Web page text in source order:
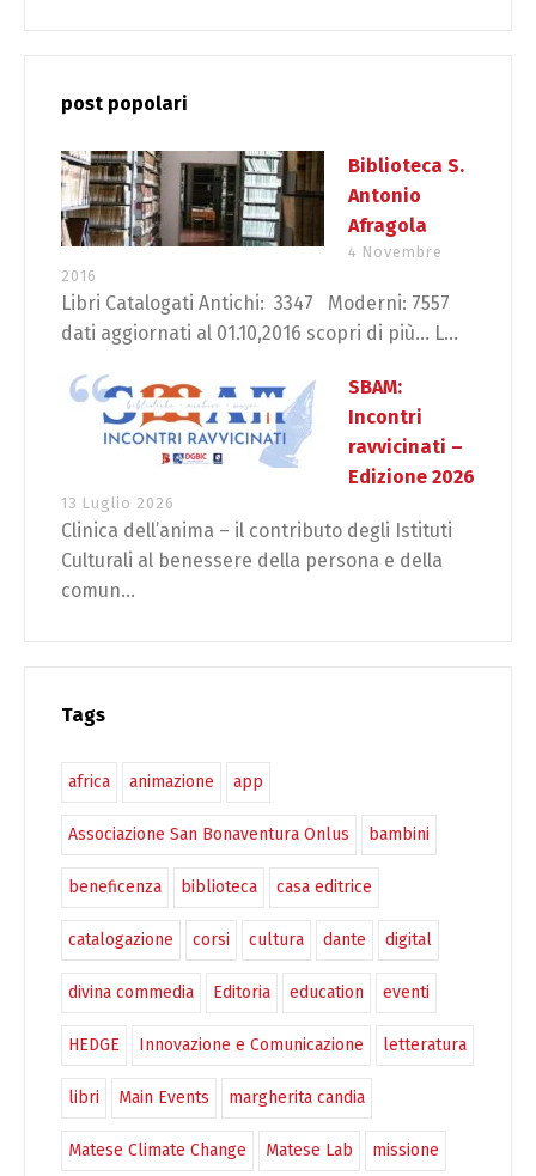
post popolari
Biblioteca S.
Antonio
Afragola
4 Novembre
2016
Libri Catalogati Antichi: 3347 Moderni: 7557
dati aggiornati al 01.10,2016 scopri di più… L...
SBAM:
Incontri
ravvicinati –
Edizione 2026
13 Luglio 2026
Clinica dell’anima – il contributo degli Istituti
Culturali al benessere della persona e della
comun...
Tags
africa animazione app
Associazione San Bonaventura Onlus bambini
beneficenza biblioteca casa editrice
catalogazione corsi cultura dante digital
divina commedia Editoria education eventi
HEDGE Innovazione e Comunicazione letteratura
libri Main Events margherita candia
Matese Climate Change Matese Lab missione